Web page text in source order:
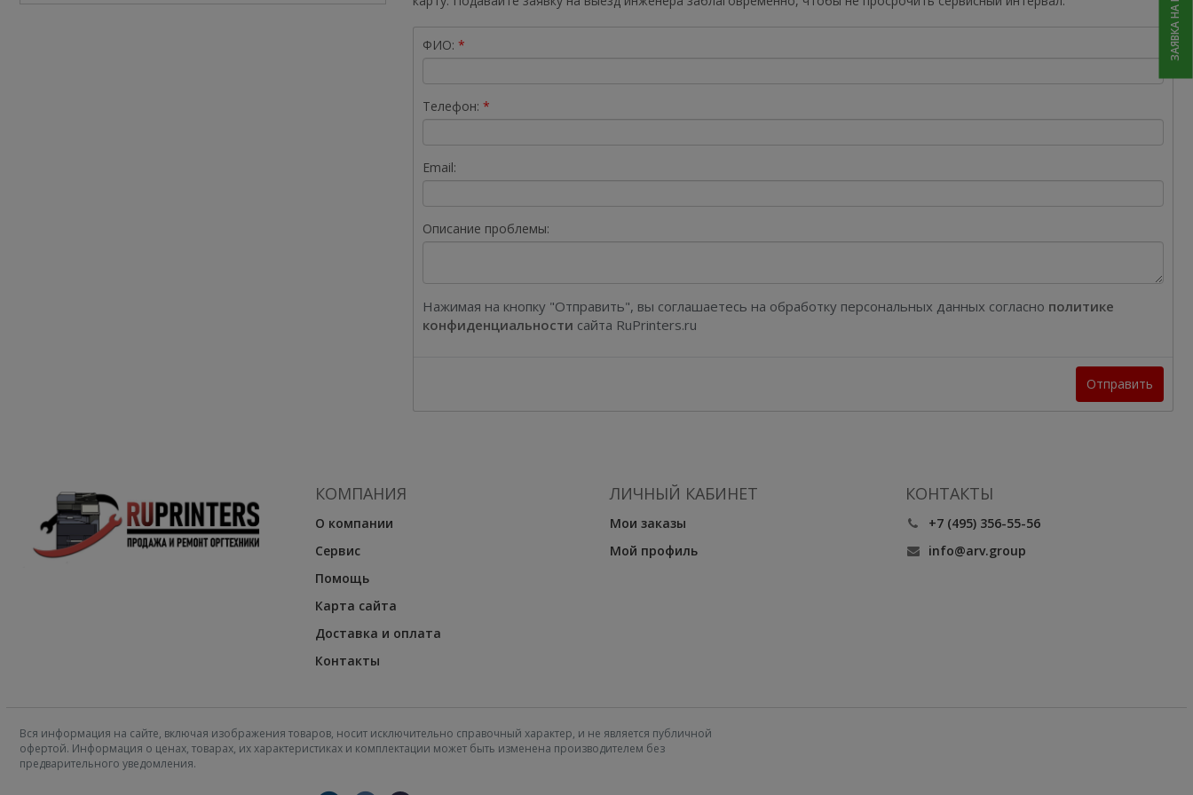
ФИО:
Телефон:
Email:
Описание проблемы:
Нажимая на кнопку "Отправить", вы соглашаетесь на обработку персональных данных согласно политике
конфиденциальности сайта RuPrinters.ru
Отправить
КОМПАНИЯ
О компании
Сервис
Помощь
Карта сайта
Доставка и оплата
Контакты
ЛИЧНЫЙ КАБИНЕТ
Мои заказы
Мой профиль
КОНТАКТЫ
+7 (495) 356-55-56
info@arv.group
Вся информация на сайте, включая изображения товаров, носит исключительно справочный характер, и не является публичной
офертой. Информация о ценах, товарах, их характеристиках и комплектации может быть изменена производителем без
предварительного уведомления.